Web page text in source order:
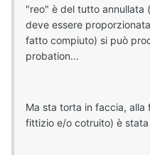
"reo" è del tutto annullata
deve essere
fatto compiuto) si può
probation...
Ma sta torta in faccia, alla
fittizio e/o cotruito) è stata